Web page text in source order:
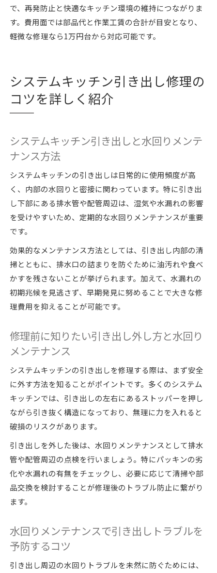
で、再発防止と快適なキッチン環境の維持につながりま
す。費用面では部品代と作業工賃の合計が目安となり、
軽微な修理なら1万円台から対応可能です。
システムキッチン引き出し修理の
コツを詳しく紹介
システムキッチン引き出しと水回りメンテ
ナンス方法
システムキッチンの引き出しは日常的に使用頻度が高
く、内部の水回りと密接に関わっています。特に引き出
し下部にある排水管や配管周辺は、湿気や水漏れの影響
を受けやすいため、定期的な水回りメンテナンスが重要
です。
効果的なメンテナンス方法としては、引き出し内部の清
掃とともに、排水口の詰まりを防ぐために油汚れや食べ
かすを残さないことが挙げられます。加えて、水漏れの
初期兆候を見逃さず、早期発見に努めることで大きな修
理費用を抑えることが可能です。
修理前に知りたい引き出し外し方と水回り
メンテナンス
システムキッチンの引き出しを修理する際は、まず安全
に外す方法を知ることがポイントです。多くのシステム
キッチンでは、引き出しの左右にあるストッパーを押し
ながら引き抜く構造になっており、無理に力を入れると
破損のリスクがあります。
引き出しを外した後は、水回りメンテナンスとして排水
管や配管周辺の点検を行いましょう。特にパッキンの劣
化や水漏れの有無をチェックし、必要に応じて清掃や部
品交換を検討することが修理後のトラブル防止に繋がり
ます。
水回りメンテナンスで引き出しトラブルを
予防するコツ
引き出し周辺の水回りトラブルを未然に防ぐためには、